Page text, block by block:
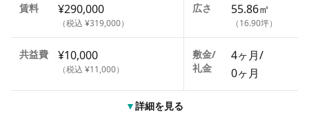
賃料 ¥290,000
（税込 ¥319,000）
広さ 55.86㎡
（16.90坪）
共益費 ¥10,000
（税込 ¥11,000）
敷金/
礼金
4ヶ月/
0ヶ月
▼詳細を見る